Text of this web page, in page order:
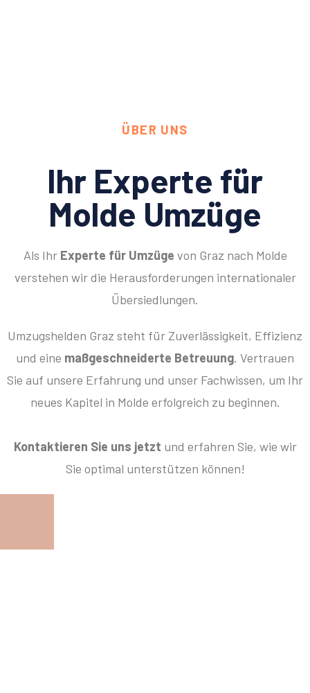
ÜBER UNS
Ihr Experte für
Molde Umzüge
Als Ihr Experte für Umzüge von Graz nach Molde
verstehen wir die Herausforderungen internationaler
Übersiedlungen.
Umzugshelden Graz steht für Zuverlässigkeit, Effizienz
und eine maßgeschneiderte Betreuung. Vertrauen
Sie auf unsere Erfahrung und unser Fachwissen, um Ihr
neues Kapitel in Molde erfolgreich zu beginnen.
Kontaktieren Sie uns jetzt und erfahren Sie, wie wir
Sie optimal unterstützen können!